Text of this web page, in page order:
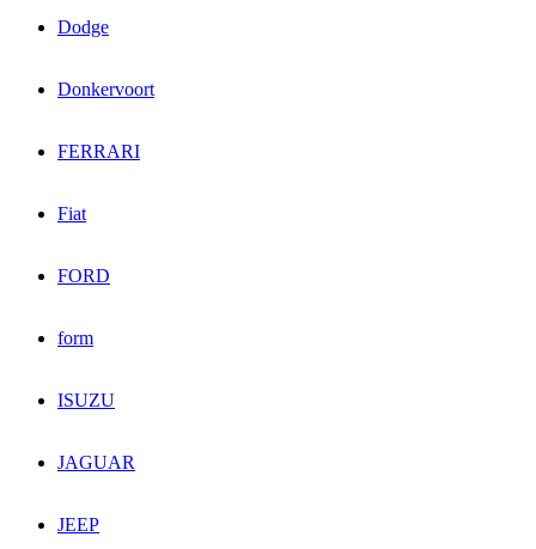
Dodge
Donkervoort
FERRARI
Fiat
FORD
form
ISUZU
JAGUAR
JEEP